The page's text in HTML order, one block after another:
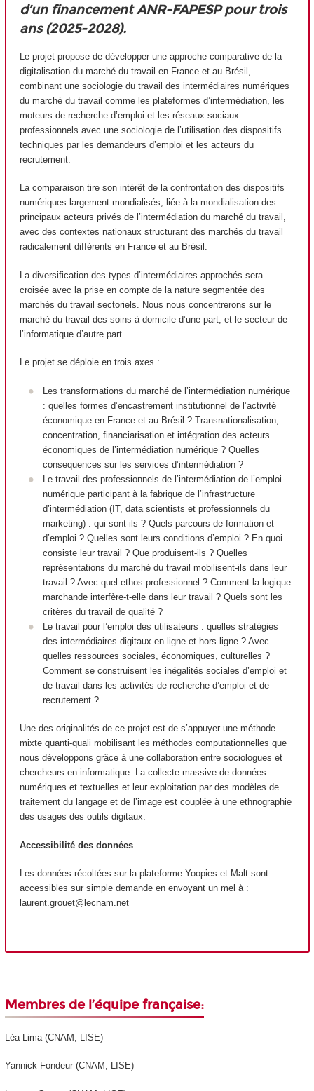
d’un financement ANR-FAPESP pour trois
ans (2025-2028).
Le projet propose de développer une approche comparative de la
digitalisation du marché du travail en France et au Brésil,
combinant une sociologie du travail des intermédiaires numériques
du marché du travail comme les plateformes d’intermédiation, les
moteurs de recherche d’emploi et les réseaux sociaux
professionnels avec une sociologie de l’utilisation des dispositifs
techniques par les demandeurs d’emploi et les acteurs du
recrutement.
La comparaison tire son intérêt de la confrontation des dispositifs
numériques largement mondialisés, liée à la mondialisation des
principaux acteurs privés de l’intermédiation du marché du travail,
avec des contextes nationaux structurant des marchés du travail
radicalement différents en France et au Brésil.
La diversification des types d’intermédiaires approchés sera
croisée avec la prise en compte de la nature segmentée des
marchés du travail sectoriels. Nous nous concentrerons sur le
marché du travail des soins à domicile d’une part, et le secteur de
l’informatique d’autre part.
Le projet se déploie en trois axes :
Les transformations du marché de l’intermédiation numérique
: quelles formes d’encastrement institutionnel de l’activité
économique en France et au Brésil ? Transnationalisation,
concentration, financiarisation et intégration des acteurs
économiques de l’intermédiation numérique ? Quelles
consequences sur les services d’intermédiation ?
Le travail des professionnels de l’intermédiation de l’emploi
numérique participant à la fabrique de l’infrastructure
d’intermédiation (IT, data scientists et professionnels du
marketing) : qui sont-ils ? Quels parcours de formation et
d’emploi ? Quelles sont leurs conditions d’emploi ? En quoi
consiste leur travail ? Que produisent-ils ? Quelles
représentations du marché du travail mobilisent-ils dans leur
travail ? Avec quel ethos professionnel ? Comment la logique
marchande interfère-t-elle dans leur travail ? Quels sont les
critères du travail de qualité ?
Le travail pour l’emploi des utilisateurs : quelles stratégies
des intermédiaires digitaux en ligne et hors ligne ? Avec
quelles ressources sociales, économiques, culturelles ?
Comment se construisent les inégalités sociales d’emploi et
de travail dans les activités de recherche d’emploi et de
recrutement ?
Une des originalités de ce projet est de s’appuyer une méthode
mixte quanti-quali mobilisant les méthodes computationnelles que
nous développons grâce à une collaboration entre sociologues et
chercheurs en informatique. La collecte massive de données
numériques et textuelles et leur exploitation par des modèles de
traitement du langage et de l’image est couplée à une ethnographie
des usages des outils digitaux.
Accessibilité des données
Les données récoltées sur la plateforme Yoopies et Malt sont
accessibles sur simple demande en envoyant un mel à :
laurent.grouet@lecnam.net
Membres de l’équipe française:
Léa Lima (CNAM, LISE)
Yannick Fondeur (CNAM, LISE)